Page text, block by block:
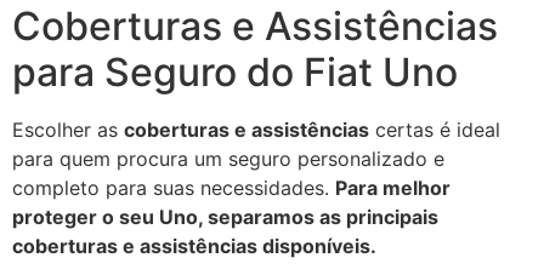
Coberturas e Assistências
para Seguro do Fiat Uno
Escolher as coberturas e assistências certas é ideal
para quem procura um seguro personalizado e
completo para suas necessidades. Para melhor
proteger o seu Uno, separamos as principais
coberturas e assistências disponíveis.